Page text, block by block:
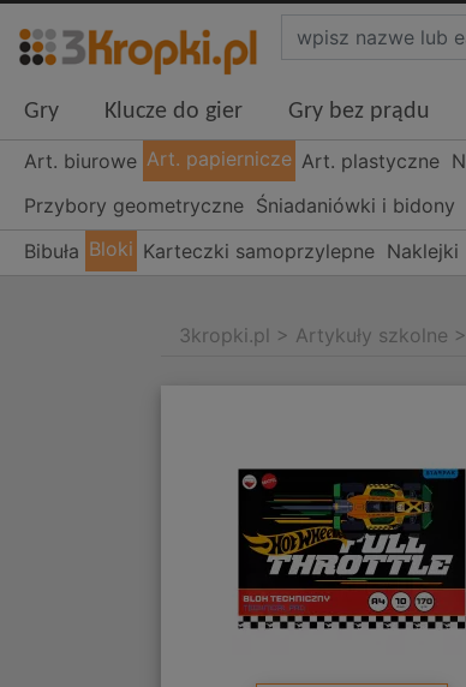
Gry Klucze do gier Gry bez prądu
Art. biurowe Art. papiernicze Art. plastyczne
Przybory geometryczne Śniadaniówki i bidony
Bibuła Bloki Karteczki samoprzylepne Naklejki
3kropki.pl > Artykuły szkolne >